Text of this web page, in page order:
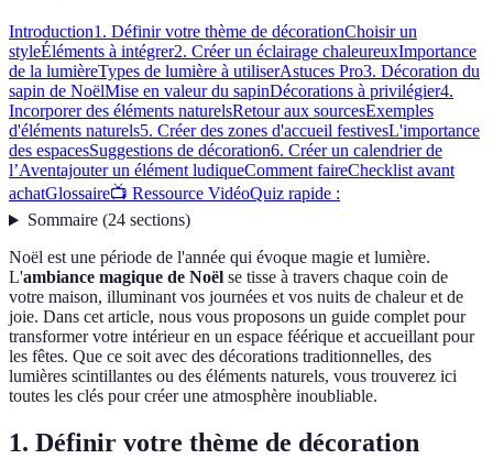
Introduction1. Définir votre thème de décorationChoisir un
styleÉléments à intégrer2. Créer un éclairage chaleureuxImportance
de la lumièreTypes de lumière à utiliserAstuces Pro3. Décoration du
sapin de NoëlMise en valeur du sapinDécorations à privilégier4.
Incorporer des éléments naturelsRetour aux sourcesExemples
d'éléments naturels5. Créer des zones d'accueil festivesL'importance
des espacesSuggestions de décoration6. Créer un calendrier de
l’Aventajouter un élément ludiqueComment faireChecklist avant
achatGlossaire📺 Ressource VidéoQuiz rapide :
Sommaire(24 sections)
Noël est une période de l'année qui évoque magie et lumière.
L'ambiance magique de Noël se tisse à travers chaque coin de
votre maison, illuminant vos journées et vos nuits de chaleur et de
joie. Dans cet article, nous vous proposons un guide complet pour
transformer votre intérieur en un espace féérique et accueillant pour
les fêtes. Que ce soit avec des décorations traditionnelles, des
lumières scintillantes ou des éléments naturels, vous trouverez ici
toutes les clés pour créer une atmosphère inoubliable.
1. Définir votre thème de décoration